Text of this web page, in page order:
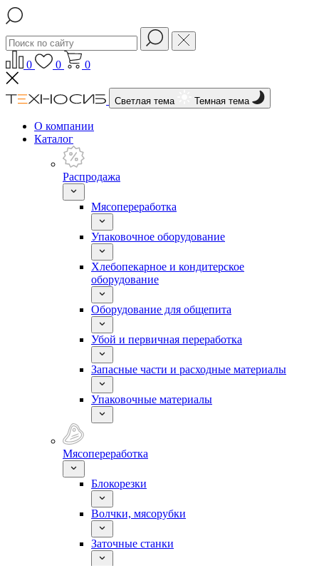
0 0 0
Светлая тема Темная тема
О компании
Каталог
Распродажа
Мясопереработка
Упаковочное оборудование
Хлебопекарное и кондитерское
оборудование
Оборудование для общепита
Убой и первичная переработка
Запасные части и расходные материалы
Упаковочные материалы
Мясопереработка
Блокорезки
Волчки, мясорубки
Заточные станки